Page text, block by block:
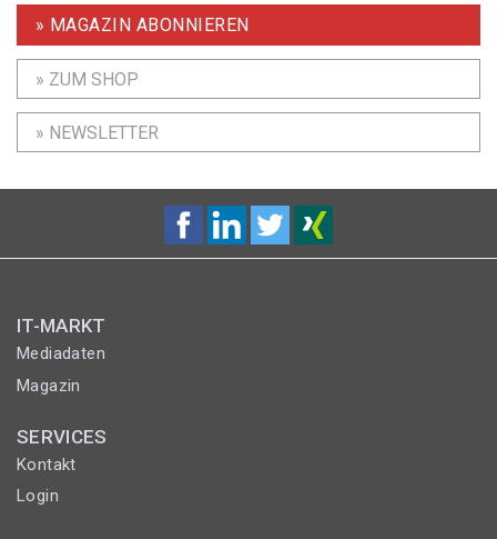
» MAGAZIN ABONNIEREN
» ZUM SHOP
» NEWSLETTER
IT-MARKT
Mediadaten
Magazin
SERVICES
Kontakt
Login